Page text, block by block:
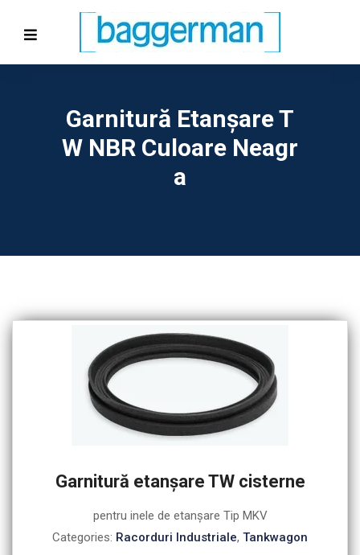
Garnitură Etanşare T
W NBR Culoare Neagr
A
Garnitură etanşare TW cisterne
pentru inele de etanşare Tip MKV
Categories: Racorduri Industriale, Tankwagon